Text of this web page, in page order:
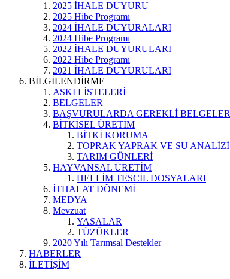
2025 İHALE DUYURU
2025 Hibe Programı
2024 İHALE DUYURALARI
2024 Hibe Programı
2022 İHALE DUYURULARI
2022 Hibe Programı
2021 İHALE DUYURULARI
BİLGİLENDİRME
ASKI LİSTELERİ
BELGELER
BAŞVURULARDA GEREKLİ BELGELER
BİTKİSEL ÜRETİM
BİTKİ KORUMA
TOPRAK YAPRAK VE SU ANALİZİ
TARIM GÜNLERİ
HAYVANSAL ÜRETİM
HELLİM TESCİL DOSYALARI
İTHALAT DÖNEMİ
MEDYA
Mevzuat
YASALAR
TÜZÜKLER
2020 Yılı Tarımsal Destekler
HABERLER
İLETİŞİM